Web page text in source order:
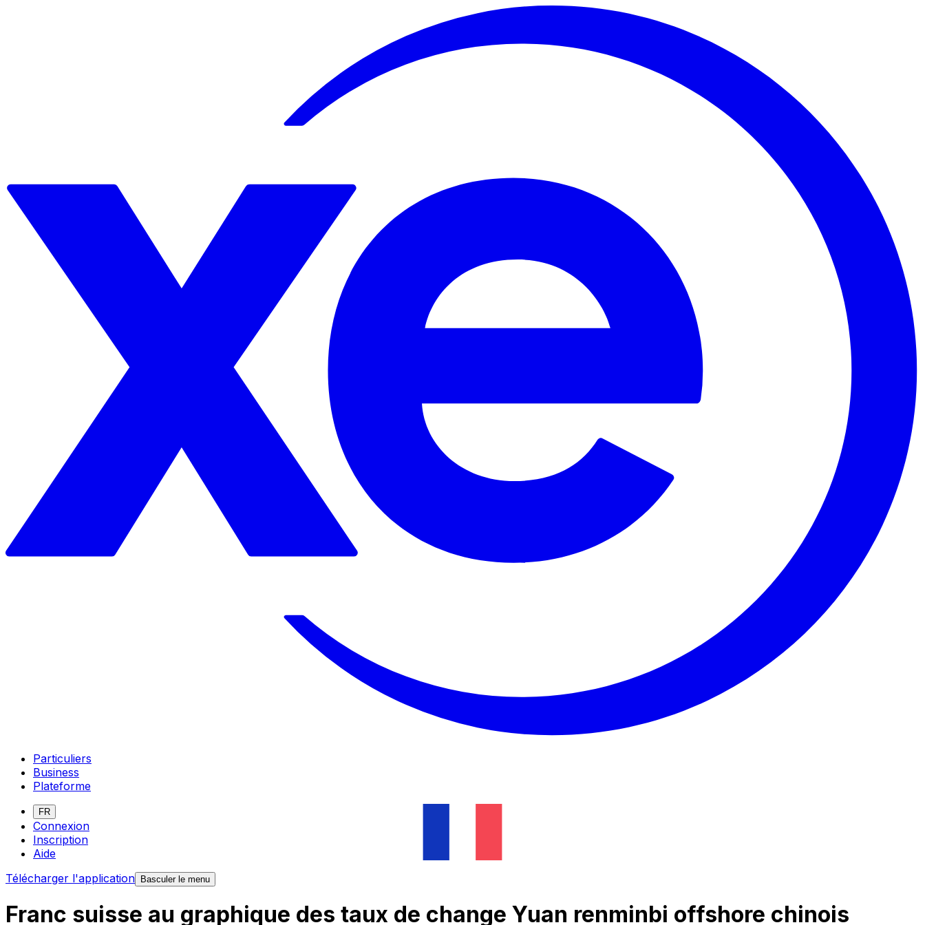
Particuliers
Business
Plateforme
FR
Connexion
Inscription
Aide
Télécharger l'application Basculer le menu
Franc suisse au graphique des taux de change Yuan renminbi offshore chinois